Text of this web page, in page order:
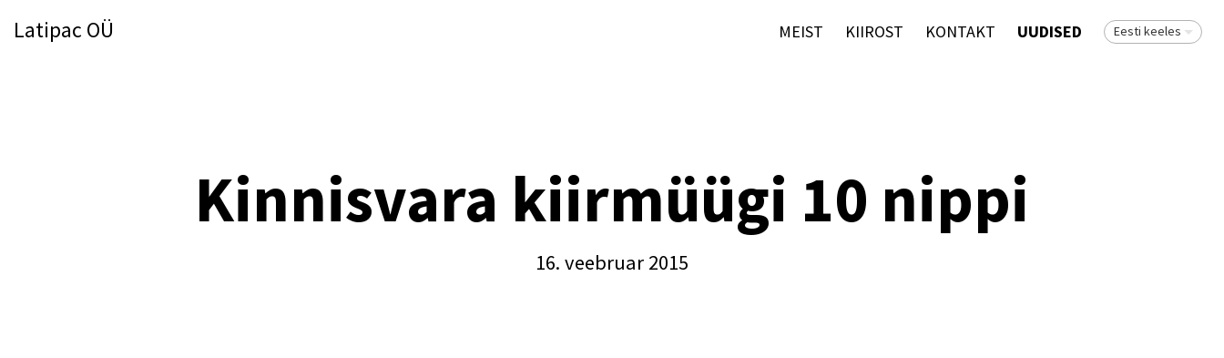
Latipac OÜ MEIST KIIROST KONTAKT UUDISED Eesti keeles
Kinnisvara kiirmüügi 10 nippi
16. veebruar 2015